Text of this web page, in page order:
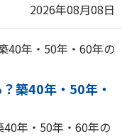
2026年08月08日
築40年・50年・
年・50年・60年の